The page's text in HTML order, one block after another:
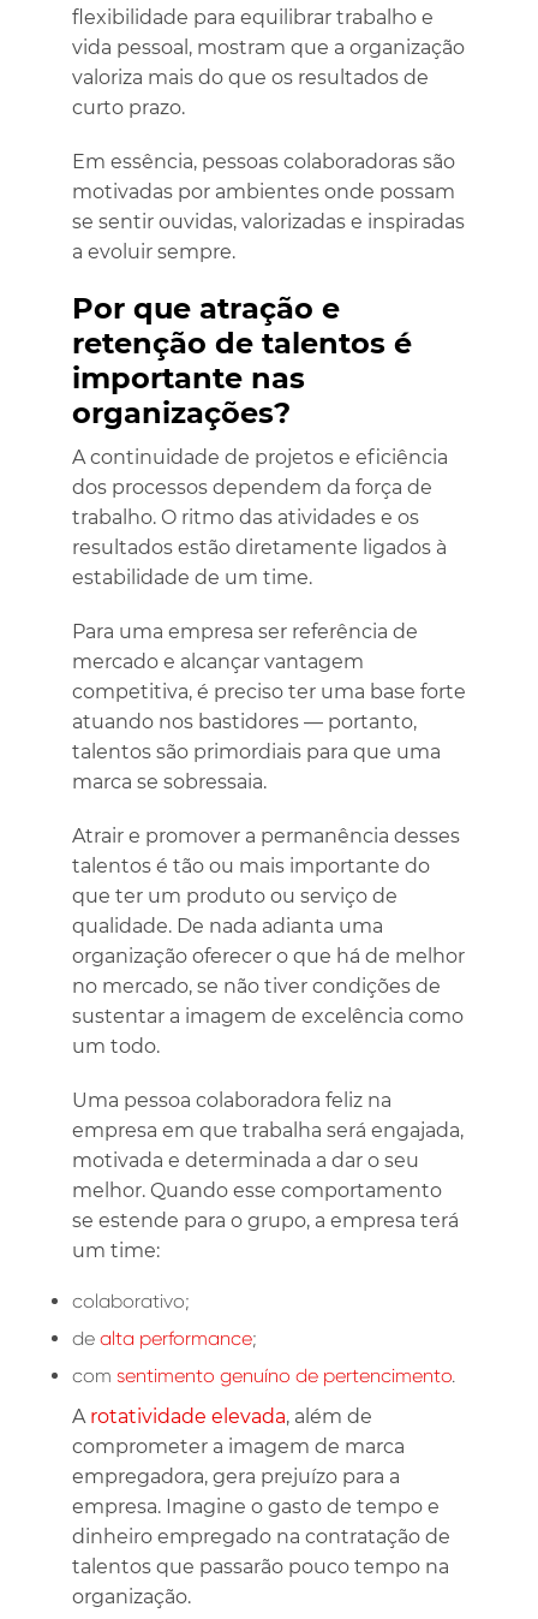
flexibilidade para equilibrar trabalho e
vida pessoal, mostram que a organização
valoriza mais do que os resultados de
curto prazo.
Em essência, pessoas colaboradoras são
motivadas por ambientes onde possam
se sentir ouvidas, valorizadas e inspiradas
a evoluir sempre.
Por que atração e
retenção de talentos é
importante nas
organizações?
A continuidade de projetos e eficiência
dos processos dependem da força de
trabalho. O ritmo das atividades e os
resultados estão diretamente ligados à
estabilidade de um time.
Para uma empresa ser referência de
mercado e alcançar vantagem
competitiva, é preciso ter uma base forte
atuando nos bastidores — portanto,
talentos são primordiais para que uma
marca se sobressaia.
Atrair e promover a permanência desses
talentos é tão ou mais importante do
que ter um produto ou serviço de
qualidade. De nada adianta uma
organização oferecer o que há de melhor
no mercado, se não tiver condições de
sustentar a imagem de excelência como
um todo.
Uma pessoa colaboradora feliz na
empresa em que trabalha será engajada,
motivada e determinada a dar o seu
melhor. Quando esse comportamento
se estende para o grupo, a empresa terá
um time:
colaborativo;
de alta performance;
com sentimento genuíno de pertencimento.
A rotatividade elevada, além de
comprometer a imagem de marca
empregadora, gera prejuízo para a
empresa. Imagine o gasto de tempo e
dinheiro empregado na contratação de
talentos que passarão pouco tempo na
organização.